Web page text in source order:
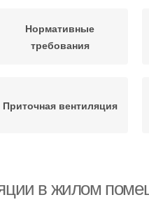
Нормативные
требования
Приточная вентиляция
в жилом